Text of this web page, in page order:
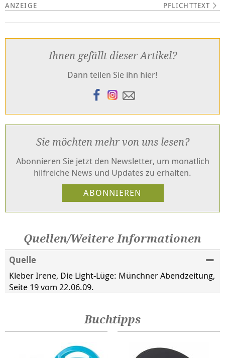
PFLICHTTEXT
Ihnen gefällt dieser Artikel?
Dann teilen Sie ihn hier!
Sie möchten mehr von uns lesen?
Abonnieren Sie jetzt den Newsletter, um monatlich
hilfreiche News und Updates zu erhalten.
Quellen/Weitere Informationen
Quelle
Kleber Irene, Die Light-Lüge: Münchner Abendzeitung,
Seite 19 vom 22.06.09.
Buchtipps